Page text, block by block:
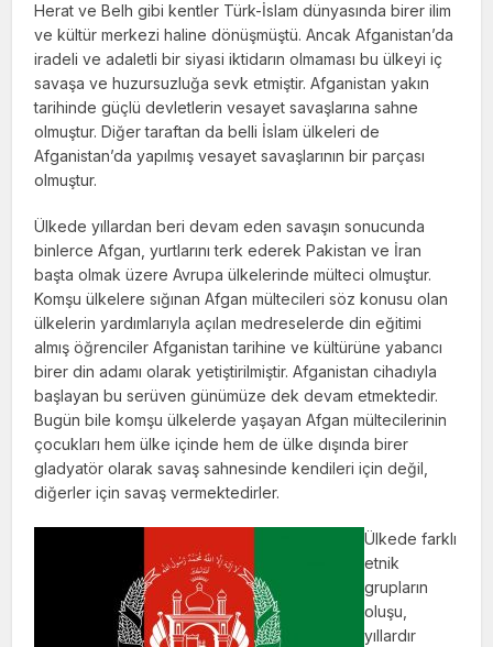
Herat ve Belh gibi kentler Türk-İslam dünyasında birer ilim
ve kültür merkezi haline dönüşmüştü. Ancak Afganistan’da
iradeli ve adaletli bir siyasi iktidarın olmaması bu ülkeyi iç
savaşa ve huzursuzluğa sevk etmiştir. Afganistan yakın
tarihinde güçlü devletlerin vesayet savaşlarına sahne
olmuştur. Diğer taraftan da belli İslam ülkeleri de
Afganistan’da yapılmış vesayet savaşlarının bir parçası
olmuştur.
Ülkede yıllardan beri devam eden savaşın sonucunda
binlerce Afgan, yurtlarını terk ederek Pakistan ve İran
başta olmak üzere Avrupa ülkelerinde mülteci olmuştur.
Komşu ülkelere sığınan Afgan mültecileri söz konusu olan
ülkelerin yardımlarıyla açılan medreselerde din eğitimi
almış öğrenciler Afganistan tarihine ve kültürüne yabancı
birer din adamı olarak yetiştirilmiştir. Afganistan cihadıyla
başlayan bu serüven günümüze dek devam etmektedir.
Bugün bile komşu ülkelerde yaşayan Afgan mültecilerinin
çocukları hem ülke içinde hem de ülke dışında birer
gladyatör olarak savaş sahnesinde kendileri için değil,
diğerler için savaş vermektedirler.
Ülkede farklı
etnik
grupların
oluşu,
yıllardır